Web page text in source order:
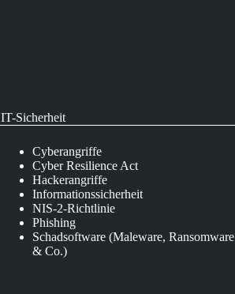
IT-Sicherheit
Cyberangriffe
Cyber Resilience Act
Hackerangriffe
Informationssicherheit
NIS-2-Richtlinie
Phishing
Schadsoftware (Maleware, Ransomware
& Co.)